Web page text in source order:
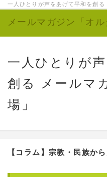
一人ひとりが声をあげて平和
メールマガジン「オル
一人ひとりが
創る メールマ
場」
【コラム】宗教・民族か